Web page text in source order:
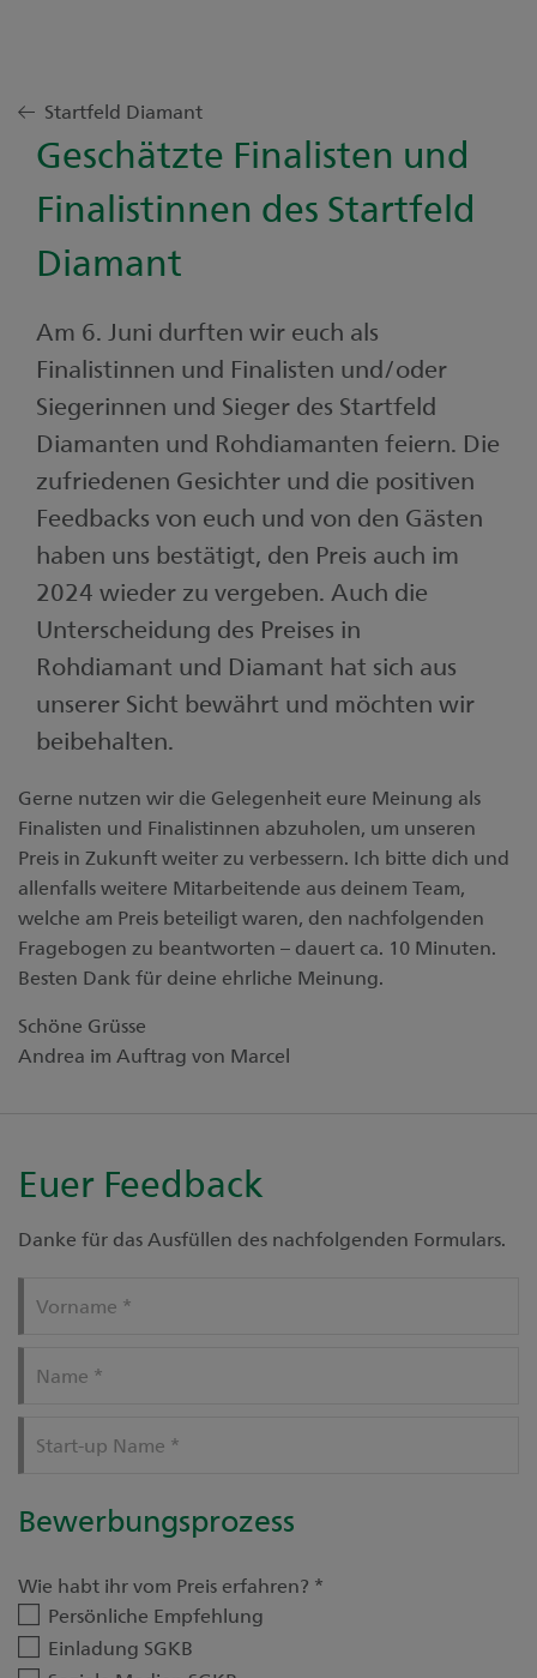
Startfeld Diamant
Geschätzte Finalisten und
Finalistinnen des Startfeld
Diamant
Am 6. Juni durften wir euch als
Finalistinnen und Finalisten und/oder
Siegerinnen und Sieger des Startfeld
Diamanten und Rohdiamanten feiern. Die
zufriedenen Gesichter und die positiven
Feedbacks von euch und von den Gästen
haben uns bestätigt, den Preis auch im
2024 wieder zu vergeben. Auch die
Unterscheidung des Preises in
Rohdiamant und Diamant hat sich aus
unserer Sicht bewährt und möchten wir
beibehalten.
Gerne nutzen wir die Gelegenheit eure Meinung als
Finalisten und Finalistinnen abzuholen, um unseren
Preis in Zukunft weiter zu verbessern. Ich bitte dich und
allenfalls weitere Mitarbeitende aus deinem Team,
welche am Preis beteiligt waren, den nachfolgenden
Fragebogen zu beantworten – dauert ca. 10 Minuten.
Besten Dank für deine ehrliche Meinung.
Schöne Grüsse
Andrea im Auftrag von Marcel
Euer Feedback
Danke für das Ausfüllen des nachfolgenden Formulars.
Vorname *
Name *
Start-up Name *
Bewerbungsprozess
Wie habt ihr vom Preis erfahren? *
Persönliche Empfehlung
Einladung SGKB